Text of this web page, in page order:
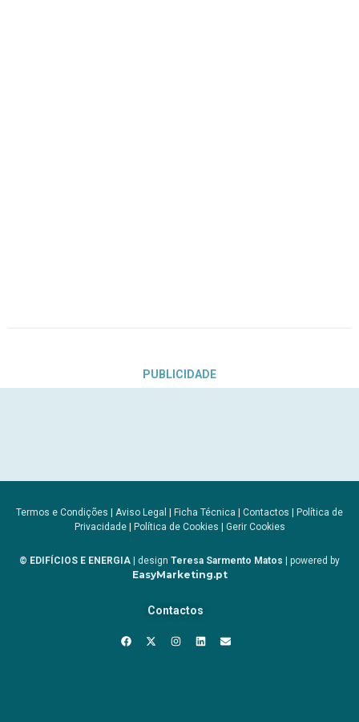
PUBLICIDADE
Termos e Condições | Aviso Legal | Ficha Técnica | Contactos | Política de
Privacidade| Política de Cookies | Gerir Cookies
© EDIFÍCIOS E ENERGIA | design Teresa Sarmento Matos | powered by
EasyMarketing.pt
Contactos